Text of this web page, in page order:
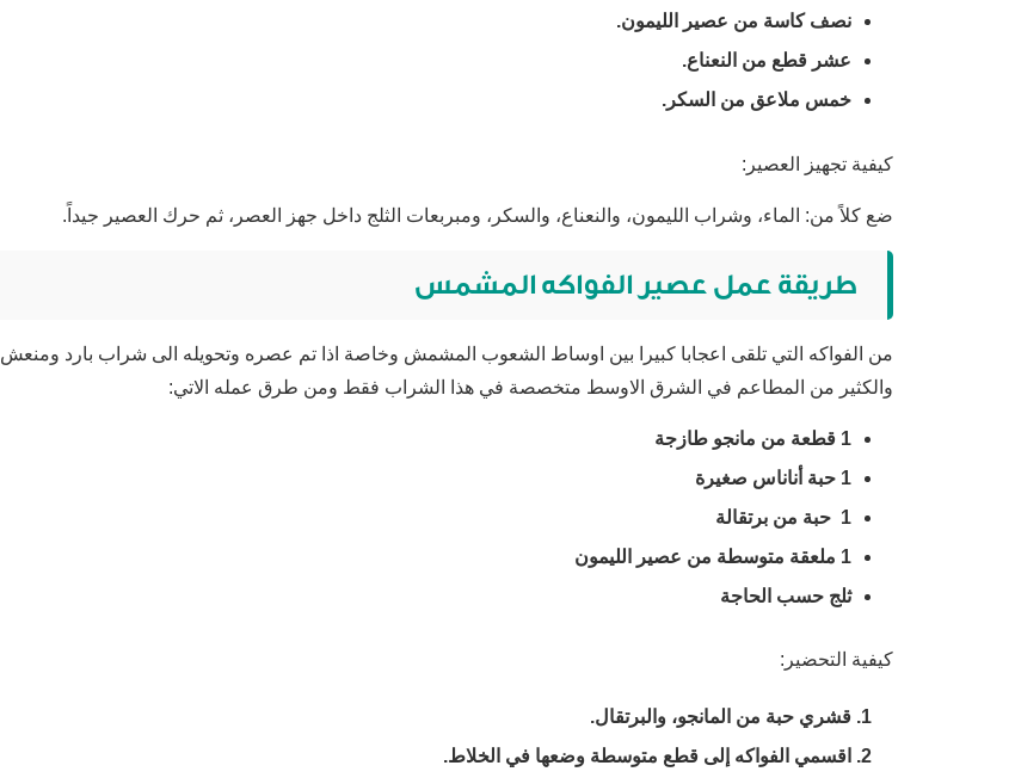
نصف كاسة من عصير الليمون.
عشر قطع من النعناع.
خمس ملاعق من السكر.
كيفية تجهيز العصير:
ضع كلاً من: الماء، وشراب الليمون، والنعناع، والسكر، ومبربعات الثلج داخل جهز العصر، ثم حرك العصير جيداً.
طريقة عمل عصير الفواكه المشمس
من الفواكه التي تلقى اعجابا كبيرا بين اوساط الشعوب المشمش وخاصة اذا تم عصره وتحويله الى شراب بارد ومنعش
والكثير من المطاعم في الشرق الاوسط متخصصة في هذا الشراب فقط ومن طرق عمله الاتي:
1 قطعة من مانجو طازجة
1 حبة أناناس صغيرة
1 حبة من برتقالة
1 ملعقة متوسطة من عصير الليمون
ثلج حسب الحاجة
كيفية التحضير:
قشري حبة من المانجو، والبرتقال.
اقسمي الفواكه إلى قطع متوسطة وضعها في الخلاط.